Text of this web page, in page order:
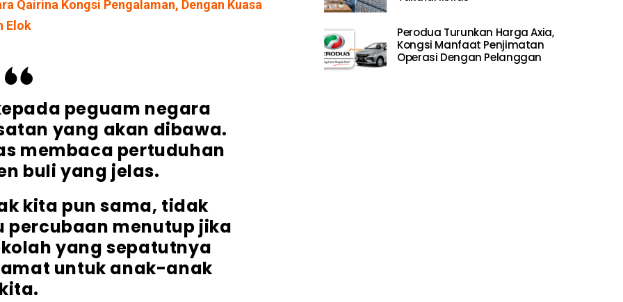
Qairina Kongsi Pengalaman, Dengan Kuasa
Elok
peguam negara
yang akan dibawa.
membaca pertuduhan
buli yang jelas.
kita pun sama, tidak
percubaan menutup jika
yang sepatutnya
untuk anak-anak
kita.
Perodua Turunkan Harga Axia,
Kongsi Manfaat Penjimatan
Operasi Dengan Pelanggan